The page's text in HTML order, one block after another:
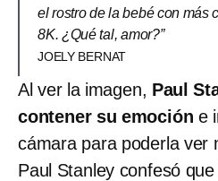
el rostro de la bebé con más
8K. ¿Qué tal, amor?”
JOELY BERNAT
Al ver la imagen, Paul
contener su emoción e
cámara para poderla ver
Paul Stanley confesó